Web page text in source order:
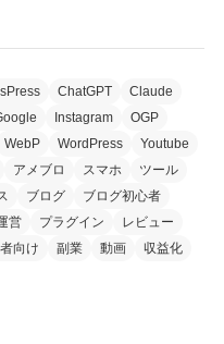
ChatGPT
Claude
Instagram
OGP
WebP WordPress
Youtube
アメブロ スマホ
ツール
ブログ
ブログ初心者
営 プラグイン
レビュー
向け 副業 動画
収益化